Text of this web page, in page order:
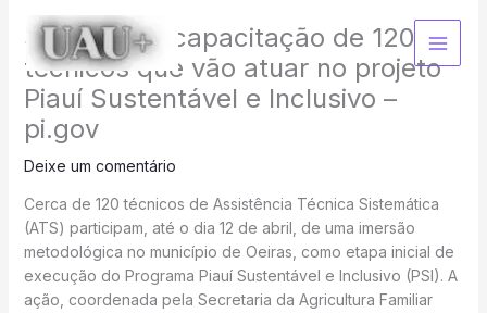
conteúdo
SAF realiza capacitação de 120
técnicos que vão atuar no projeto
Piauí Sustentável e Inclusivo –
pi.gov
Deixe um comentário
Cerca de 120 técnicos de Assistência Técnica Sistemática
(ATS) participam, até o dia 12 de abril, de uma imersão
metodológica no município de Oeiras, como etapa inicial de
execução do Programa Piauí Sustentável e Inclusivo (PSI). A
ação, coordenada pela Secretaria da Agricultura Familiar